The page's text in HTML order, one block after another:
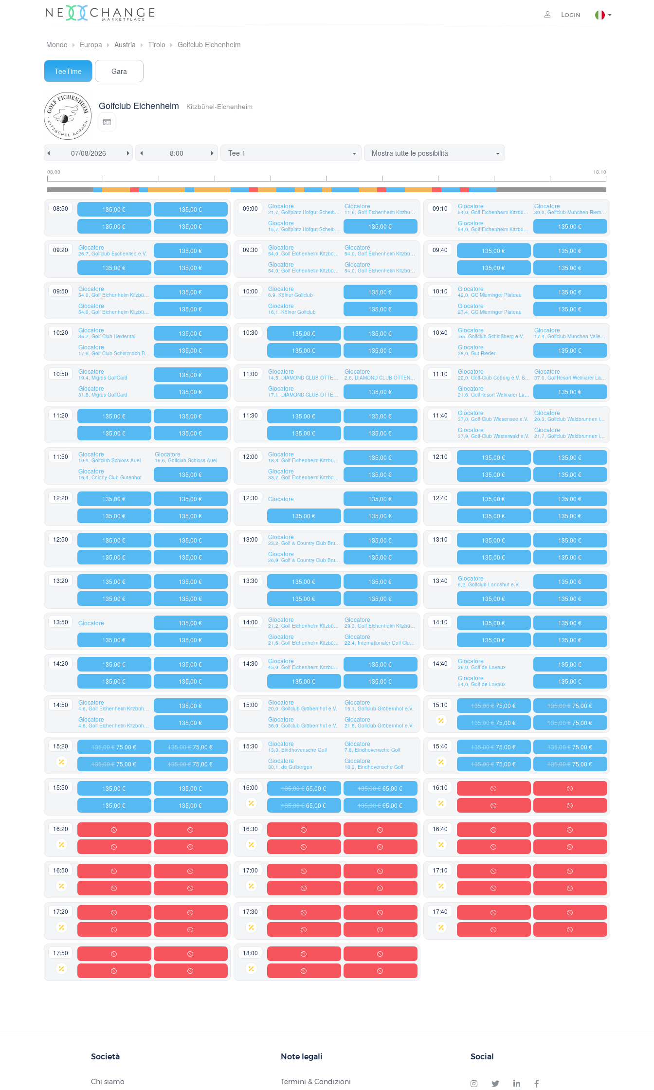
Login
Mondo Europa Austria Tirolo Golfclub Eichenheim
TeeTime Gara
Golfclub Eichenheim Kitzbühel-Eichenheim
Tee 1
Mostra tutte le possibilità
08:00 18:10
08:50 135,00 €
135,00 €
135,00 €
135,00 €
09:00 Giocatore
21,7, Golfplatz Hofgut Scheibenhardt AG
Giocatore
15,7, Golfplatz Hofgut Scheibenhardt AG
Giocatore
11,6, Golf Eichenheim Kitzbühel-Aurach
135,00 €
09:10 Giocatore
54,0, Golf Eichenheim Kitzbühel-Aurach
Giocatore
54,0, Golf Eichenheim Kitzbühel-Aurach
Giocatore
30,0, Golfclub München-Riem e.V.
135,00 €
09:20 Giocatore
26,7, Golfclub Eschenried e.V.
135,00 €
135,00 €
135,00 €
09:30 Giocatore
54,0, Golf Eichenheim Kitzbühel-Aurach
Giocatore
54,0, Golf Eichenheim Kitzbühel-Aurach
Giocatore
54,0, Golf Eichenheim Kitzbühel-Aurach
Giocatore
54,0, Golf Eichenheim Kitzbühel-Aurach
09:40 135,00 €
135,00 €
135,00 €
135,00 €
09:50 Giocatore
54,0, Golf Eichenheim Kitzbühel-Aurach
Giocatore
54,0, Golf Eichenheim Kitzbühel-Aurach
135,00 €
135,00 €
10:00 Giocatore
6,9, Kölner Golfclub
Giocatore
16,1, Kölner Golfclub
135,00 €
135,00 €
10:10 Giocatore
42,0, GC Mieminger Plateau
Giocatore
27,4, GC Mieminger Plateau
135,00 €
135,00 €
10:20 Giocatore
35,7, Golf Club Heidental
Giocatore
17,6, Golf Club Schinznach Bad
135,00 €
135,00 €
10:30 135,00 €
135,00 €
135,00 €
135,00 €
10:40 Giocatore
-55, Golfclub Schloßberg e.V.
Giocatore
28,0, Gut Rieden
Giocatore
17,4, Golfclub München Valley e.V.
135,00 €
10:50 Giocatore
19,4, Migros GolfCard
Giocatore
31,8, Migros GolfCard
135,00 €
135,00 €
11:00 Giocatore
14,5, DIAMOND CLUB OTTENSTEIN
Giocatore
17,1, DIAMOND CLUB OTTENSTEIN
Giocatore
2,6, DIAMOND CLUB OTTENSTEIN
135,00 €
11:10 Giocatore
22,0, Golf-Club Coburg e.V. Schloss Tambach
Giocatore
21,6, GolfResort Weimarer Land
Giocatore
37,0, GolfResort Weimarer Land
135,00 €
11:20 135,00 €
135,00 €
135,00 €
135,00 €
11:30 135,00 €
135,00 €
135,00 €
135,00 €
11:40 Giocatore
37,0, Golf Club Wiesensee e.V.
Giocatore
37,9, Golf-Club Westerwald e.V.
Giocatore
20,3, Golfclub Waldbrunnen im Siebengebirge e.V.
Giocatore
21,7, Golfclub Waldbrunnen im Siebengebirge e.V.
11:50 Giocatore
10,9, Golfclub Schloss Auel
Giocatore
16,4, Colony Club Gutenhof
Giocatore
16,6, Golfclub Schloss Auel
135,00 €
12:00 Giocatore
18,3, Golf Eichenheim Kitzbühel-Aurach
Giocatore
33,7, Golf Eichenheim Kitzbühel-Aurach
135,00 €
135,00 €
12:10 135,00 €
135,00 €
135,00 €
135,00 €
12:20 135,00 €
135,00 €
135,00 €
135,00 €
12:30 Giocatore
135,00 €
135,00 €
135,00 €
12:40 135,00 €
135,00 €
135,00 €
135,00 €
12:50 135,00 €
135,00 €
135,00 €
135,00 €
13:00 Giocatore
23,2, Golf & Country Club Brunn
Giocatore
26,9, Golf & Country Club Brunn
135,00 €
135,00 €
13:10 135,00 €
135,00 €
135,00 €
135,00 €
13:20 135,00 €
135,00 €
135,00 €
135,00 €
13:30 135,00 €
135,00 €
135,00 €
135,00 €
13:40 Giocatore
6,2, Golfclub Landshut e.V.
135,00 €
135,00 €
135,00 €
13:50 Giocatore
135,00 €
135,00 €
135,00 €
14:00 Giocatore
21,2, Golf Eichenheim Kitzbühel-Aurach
Giocatore
21,6, Golf Eichenheim Kitzbühel-Aurach
Giocatore
29,3, Golf Eichenheim Kitzbühel-Aurach
Giocatore
22,4, Internationaler Golf Club Bonn e.V.
14:10 135,00 €
135,00 €
135,00 €
135,00 €
14:20 135,00 €
135,00 €
135,00 €
135,00 €
14:30 Giocatore
45,0, Golf Eichenheim Kitzbühel-Aurach
135,00 €
135,00 €
135,00 €
14:40 Giocatore
36,0, Golf de Lavaux
Giocatore
54,0, Golf de Lavaux
135,00 €
135,00 €
14:50 Giocatore
4,6, Golf Eichenheim Kitzbühel-Aurach
Giocatore
4,6, Golf Eichenheim Kitzbühel-Aurach
135,00 €
135,00 €
15:00 Giocatore
20,0, Golfclub Gröbernhof e.V.
Giocatore
36,0, Golfclub Gröbernhof e.V.
Giocatore
15,1, Golfclub Gröbernhof e.V.
Giocatore
21,8, Golfclub Gröbernhof e.V.
15:10 135,00 €75,00 €
135,00 €75,00 €
135,00 €75,00 €
135,00 €75,00 €
15:20 135,00 €75,00 €
135,00 €75,00 €
135,00 €75,00 €
135,00 €75,00 €
15:30 Giocatore
13,3, Eindhovensche Golf
Giocatore
30,1, de Gulbergen
Giocatore
7,8, Eindhovensche Golf
Giocatore
18,3, Eindhovensche Golf
15:40 135,00 €75,00 €
135,00 €75,00 €
135,00 €75,00 €
135,00 €75,00 €
15:50 135,00 €
135,00 €
135,00 €
135,00 €
16:00 135,00 €65,00 €
135,00 €65,00 €
135,00 €65,00 €
135,00 €65,00 €
16:10
16:20 16:30 16:40
16:50 17:00 17:10
17:20 17:30 17:40
17:50 18:00
Società
Chi siamo
Note legali
Termini & Condizioni
Social